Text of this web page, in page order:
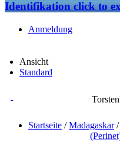
Identifikationclick to
Anmeldung
Ansicht
Standard
Startseite /Madagaskar/